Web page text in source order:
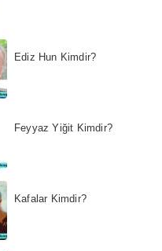
Ediz Hun Kimdir?
Feyyaz Yiğit Kimdir?
Kafalar Kimdir?